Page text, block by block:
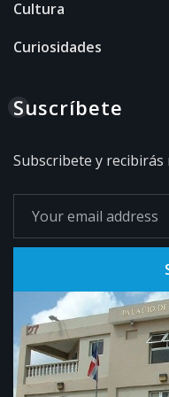
Cultura
Curiosidades
Suscríbete
Subscribete y